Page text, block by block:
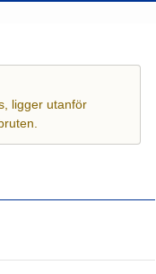
ligger utanför